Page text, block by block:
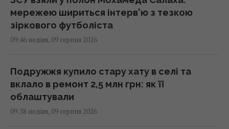
мережею шириться інтерв'ю з тезкою
зіркового футболіста
09:46 неділя, 09 серпня 2026
Подружжя купило стару хату в селі та
вклало в ремонт 2,5 млн грн: як її
облаштували
09:38 неділя, 09 серпня 2026